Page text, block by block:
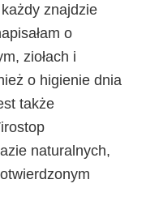
znajdzie
o
ziołach i
o higienie dnia
także
naturalnych,